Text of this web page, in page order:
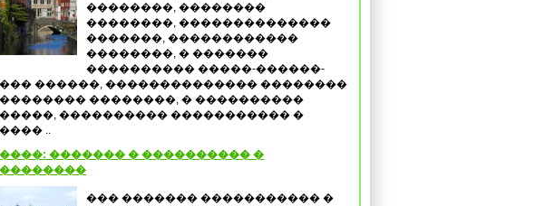
��������, ��������
��������, ��������������
�������, ������������
��������, � �������
���������� �����-������-
������, �������������� ��������
��������, � ����������
���������� ����������� �
..
������� � ���������� �
��� ������� ����������� �